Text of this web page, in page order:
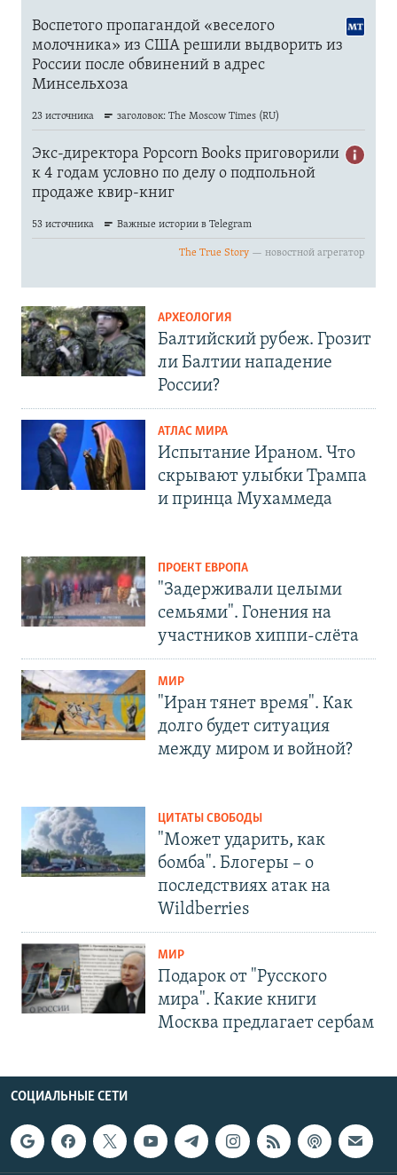
АРХЕОЛОГИЯ
Балтийский рубеж. Грозит
ли Балтии нападение
России?
АТЛАС МИРА
Испытание Ираном. Что
скрывают улыбки Трампа
и принца Мухаммеда
ПРОЕКТ ЕВРОПА
"Задерживали целыми
семьями". Гонения на
участников хиппи-слёта
МИР
"Иран тянет время". Как
долго будет ситуация
между миром и войной?
ЦИТАТЫ СВОБОДЫ
"Может ударить, как
бомба". Блогеры – о
последствиях атак на
Wildberries
МИР
Подарок от "Русского
мира". Какие книги
Москва предлагает сербам
СОЦИАЛЬНЫЕ СЕТИ